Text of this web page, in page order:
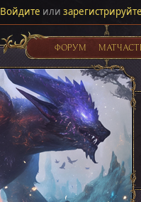
Войдите или
ФОРУМ